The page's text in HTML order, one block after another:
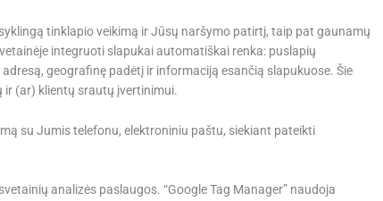
tinklapio veikimą ir Jūsų naršymo patirtį, taip pat gaunamų
integruoti slapukai automatiškai renka: puslapių
geografinę padėtį ir informaciją esančią slapukuose. Šie
(ar) klientų srautų įvertinimui.
su Jumis telefonu, elektroniniu paštu, siekiant pateikti
analizės paslaugos. “Google Tag Manager” naudoja